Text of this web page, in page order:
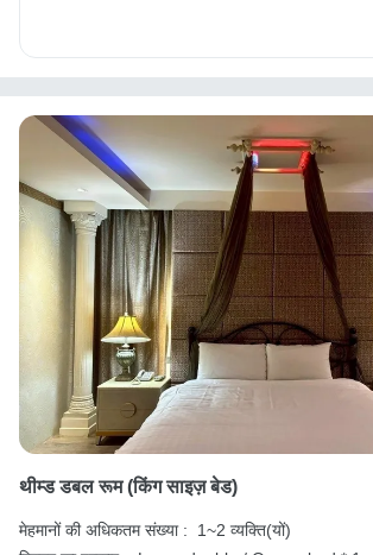
थीम्ड डबल रूम (किंग साइज़ बेड)
मेहमानों की अधिकतम संख्या :
1~2 व्यक्ति(यों)